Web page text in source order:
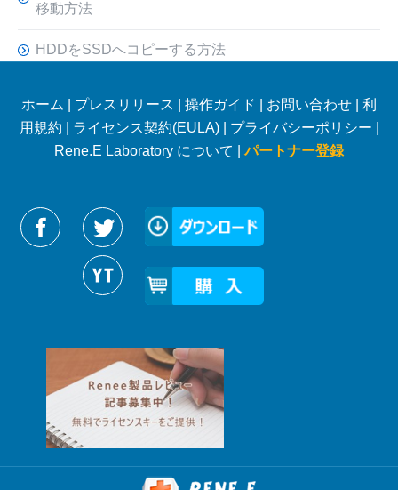
移動方法
HDDをSSDへコピーする方法
ホーム プレスリリース 操作ガイド お問い合わせ
利
用規約
ライセンス契約(EULA)| プライバシーポリシー
Rene.E Laboratory について |パートナー登録
Reneelabをフォローする